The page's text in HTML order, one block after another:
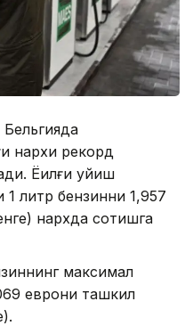
Бельгияда
нархи рекорд
Ёқилғи қуйиш
литр бензинни 1,957
нархда сотишга
максимал
еврони ташкил